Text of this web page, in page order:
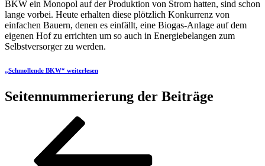
BKW ein Monopol auf der Produktion von Strom hatten, sind schon
lange vorbei. Heute erhalten diese plötzlich Konkurrenz von
einfachen Bauern, denen es einfällt, eine Biogas-Anlage auf dem
eigenen Hof zu errichten um so auch in Energiebelangen zum
Selbstversorger zu werden.
„Schmollende BKW“ weiterlesen
Seitennummerierung der Beiträge